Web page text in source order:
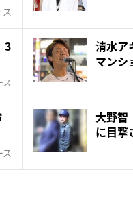
3
清水ア
マン
大野
に目撃